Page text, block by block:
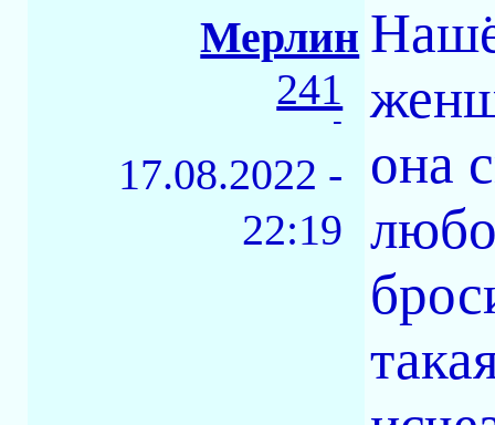
Мерлин
241
-
17.08.2022 -
22:19
она